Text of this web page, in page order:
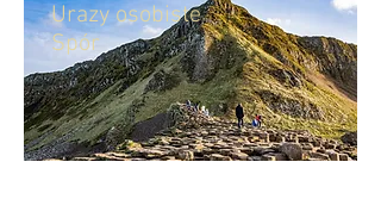
Urazy osobiste
Spór